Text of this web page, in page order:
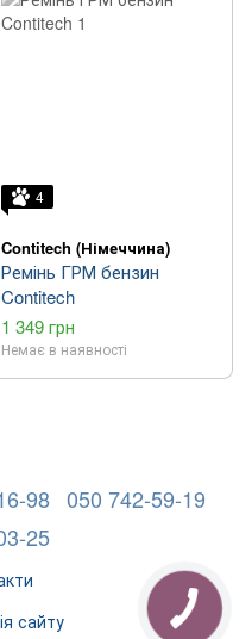
4
Contitech (Німеччина)
Ремінь ГРМ бензин
Contitech
1 349 грн
Немає в наявності
98 050 742-59-19
25
сайту